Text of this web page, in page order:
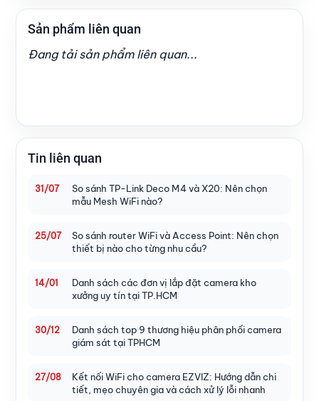
Sản phẩm liên quan
Đang tải sản phẩm liên quan...
Tin liên quan
31/07
So sánh TP-Link Deco M4 và X20: Nên chọn
mẫu Mesh WiFi nào?
25/07
So sánh router WiFi và Access Point: Nên chọn
thiết bị nào cho từng nhu cầu?
14/01
Danh sách các đơn vị lắp đặt camera kho
xưởng uy tín tại TP.HCM
30/12
Danh sách top 9 thương hiệu phân phối camera
giám sát tại TPHCM
27/08
Kết nối WiFi cho camera EZVIZ: Hướng dẫn chi
tiết, mẹo chuyên gia và cách xử lý lỗi nhanh